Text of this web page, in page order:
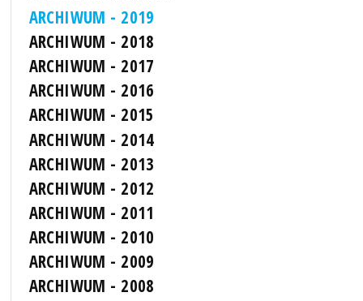
ARCHIWUM - 2019
ARCHIWUM - 2018
ARCHIWUM - 2017
ARCHIWUM - 2016
ARCHIWUM - 2015
ARCHIWUM - 2014
ARCHIWUM - 2013
ARCHIWUM - 2012
ARCHIWUM - 2011
ARCHIWUM - 2010
ARCHIWUM - 2009
ARCHIWUM - 2008